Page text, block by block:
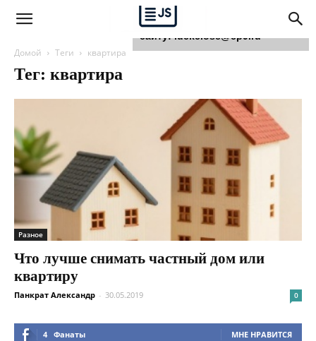
Домой Теги квартира
Тег: квартира
Разное
Что лучше снимать частный дом или
квартиру
Панкрат Александр - 30.05.2019 0
4 Фанаты МНЕ НРАВИТСЯ
Для любых предложений по
сайту: luckclose@cp9.ru